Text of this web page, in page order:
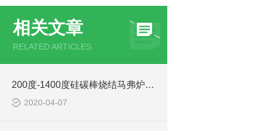
相关文章
RELATED ARTICLES
200度-1400度硅碳棒烧结马弗炉加热方式
2020-04-07